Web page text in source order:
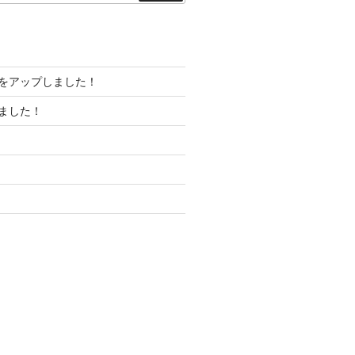
アップしました！
した！